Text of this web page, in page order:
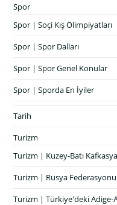
Spor
Spor | Soçi Kış Olimpiyatları
Spor | Spor Dalları
Spor | Spor Genel Konular
Spor | Sporda En İyiler
Tarih
Turizm
Turizm | Kuzey-Batı Kafkasya
Turizm | Rusya Federasyonu
Turizm | Türkiye'deki Adige-